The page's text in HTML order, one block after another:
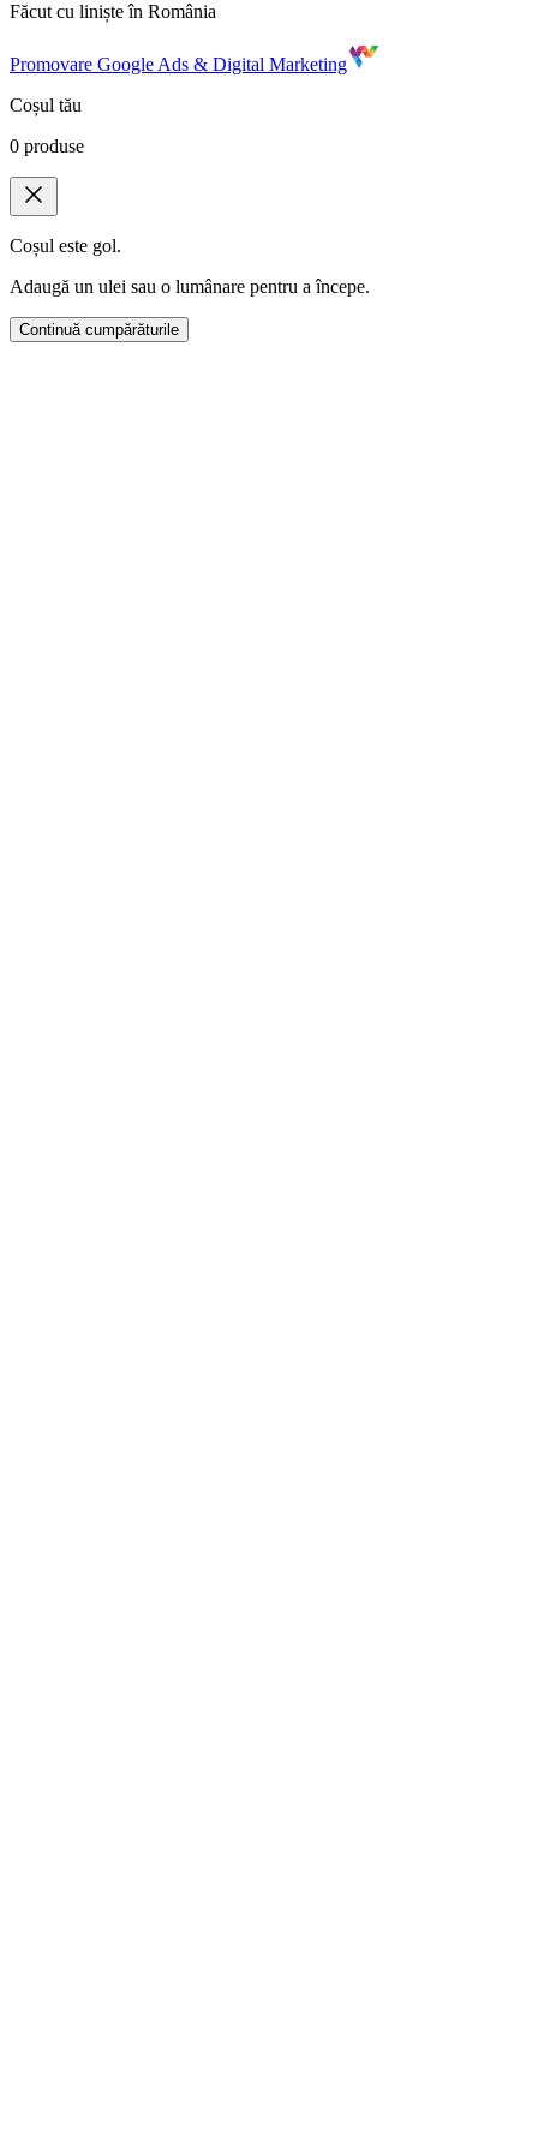
Făcut cu liniște în România
Promovare Google Ads & Digital Marketing
Coșul tău
0 produse
Coșul este gol.
Adaugă un ulei sau o lumânare pentru a începe.
Continuă cumpărăturile